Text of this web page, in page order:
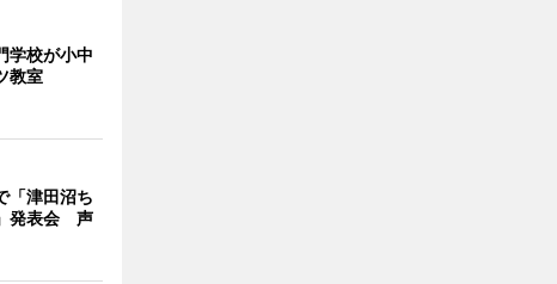
学校が小中
教室
「津田沼ち
発表会 声